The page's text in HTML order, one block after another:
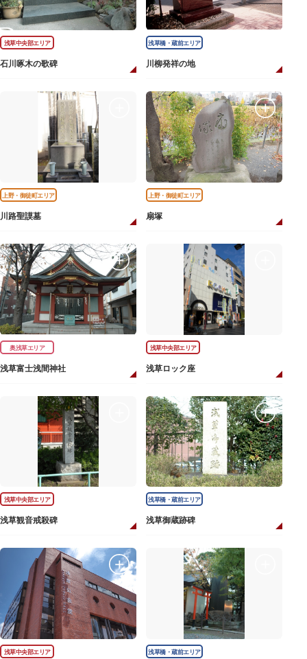
浅草中央部エリア
石川啄木の歌碑
浅草橋・蔵前エリア
川柳発祥の地
上野・御徒町エリア
川路聖謨墓
上野・御徒町エリア
扇塚
奥浅草エリア
浅草富士浅間神社
浅草中央部エリア
浅草ロック座
浅草中央部エリア
浅草観音戒殺碑
浅草橋・蔵前エリア
浅草御蔵跡碑
浅草中央部エリア 浅草橋・蔵前エリア